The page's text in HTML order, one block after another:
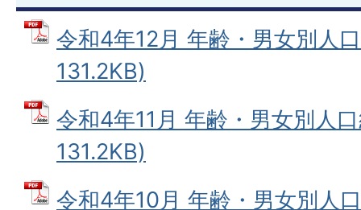
令和4年12月 年齢・男女別人
131.2KB)
令和4年11月 年齢・男女別人
131.2KB)
令和4年10月 年齢・男女別人